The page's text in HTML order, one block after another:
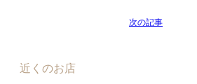
近くのお店